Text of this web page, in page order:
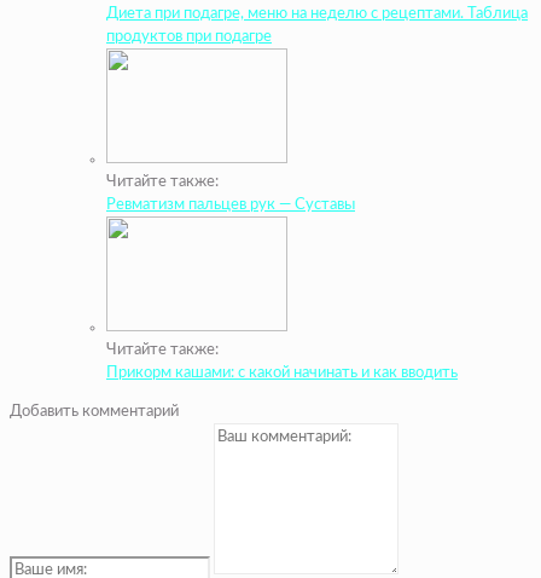
Диета при подагре, меню на неделю с рецептами. Таблица
продуктов при подагре
Читайте также:
Ревматизм пальцев рук — Суставы
Читайте также:
Прикорм кашами: с какой начинать и как вводить
Добавить комментарий